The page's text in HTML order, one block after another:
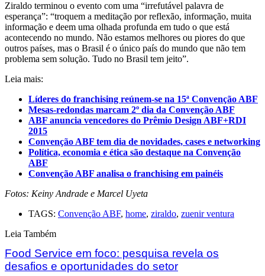
Ziraldo terminou o evento com uma “irrefutável palavra de
esperança”: “troquem a meditação por reflexão, informação, muita
informação e deem uma olhada profunda em tudo o que está
acontecendo no mundo. Não estamos melhores ou piores do que
outros países, mas o Brasil é o único país do mundo que não tem
problema sem solução. Tudo no Brasil tem jeito”.
Leia mais:
Líderes do franchising reúnem-se na 15ª Convenção ABF
Mesas-redondas marcam 2º dia da Convenção ABF
ABF anuncia vencedores do Prêmio Design ABF+RDI
2015
Convenção ABF tem dia de novidades, cases e networking
Política, economia e ética são destaque na Convenção
ABF
Convenção ABF analisa o franchising em painéis
Fotos: Keiny Andrade e Marcel Uyeta
TAGS: Convenção ABF, home, ziraldo, zuenir ventura
Leia Também
Food Service em foco: pesquisa revela os
desafios e oportunidades do setor